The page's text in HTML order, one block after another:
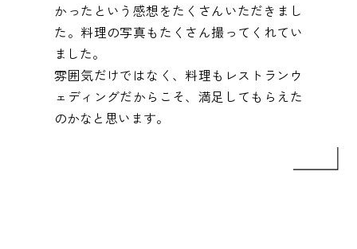
かったという感想をたくさんいただきまし
た。料理の写真もたくさん撮ってくれてい
ました。
雰囲気だけではなく、料理もレストランウ
ェディングだからこそ、満足してもらえた
のかなと思います。